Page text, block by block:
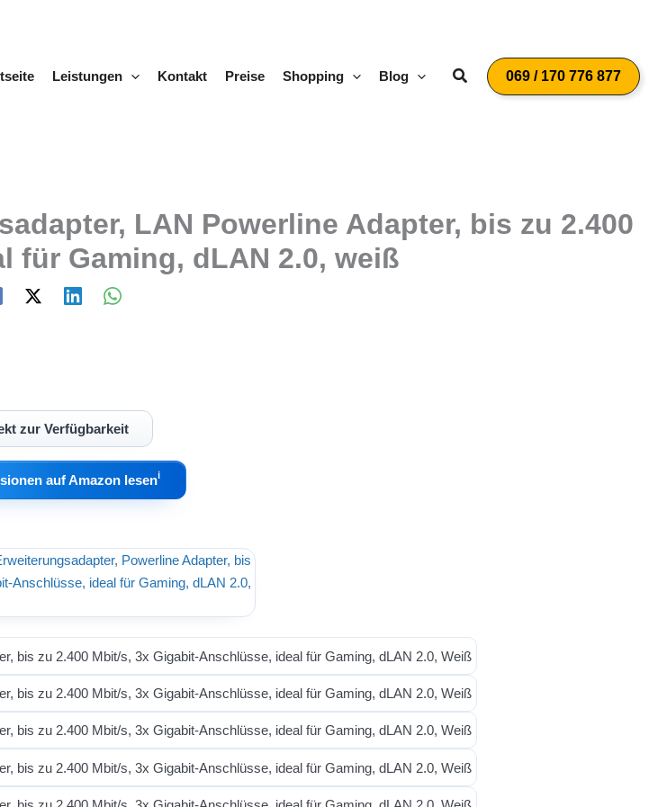
Leistungen Kontakt Preise Shopping Blog Suchen069 / 170 776 877
LAN Powerline Adapter, bis zu 2.400
für Gaming, dLAN 2.0, weiß
zur Verfügbarkeit
auf Amazon lesenℹ︎